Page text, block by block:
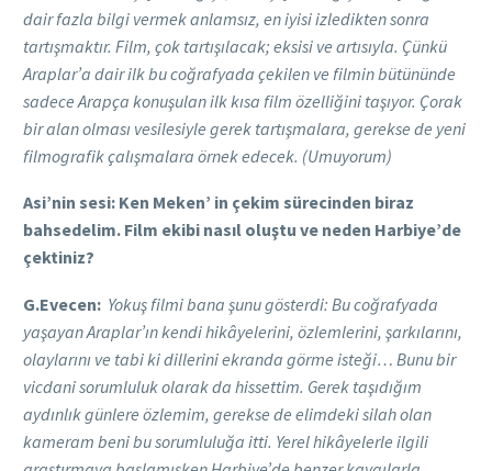
dair fazla bilgi vermek anlamsız, en iyisi izledikten sonra
tartışmaktır. Film, çok tartışılacak; eksisi ve artısıyla. Çünkü
Araplar’a dair ilk bu coğrafyada çekilen ve filmin bütününde
sadece Arapça konuşulan ilk kısa film özelliğini taşıyor. Çorak
bir alan olması vesilesiyle gerek tartışmalara, gerekse de yeni
filmografik çalışmalara örnek edecek. (Umuyorum)
Asi’nin sesi: Ken Meken’ in çekim sürecinden biraz
bahsedelim. Film ekibi nasıl oluştu ve neden Harbiye’de
çektiniz?
G.Evecen: Yokuş filmi bana şunu gösterdi: Bu coğrafyada
yaşayan Araplar’ın kendi hikâyelerini, özlemlerini, şarkılarını,
olaylarını ve tabi ki dillerini ekranda görme isteği… Bunu bir
vicdani sorumluluk olarak da hissettim. Gerek taşıdığım
aydınlık günlere özlemim, gerekse de elimdeki silah olan
kameram beni bu sorumluluğa itti. Yerel hikâyelerle ilgili